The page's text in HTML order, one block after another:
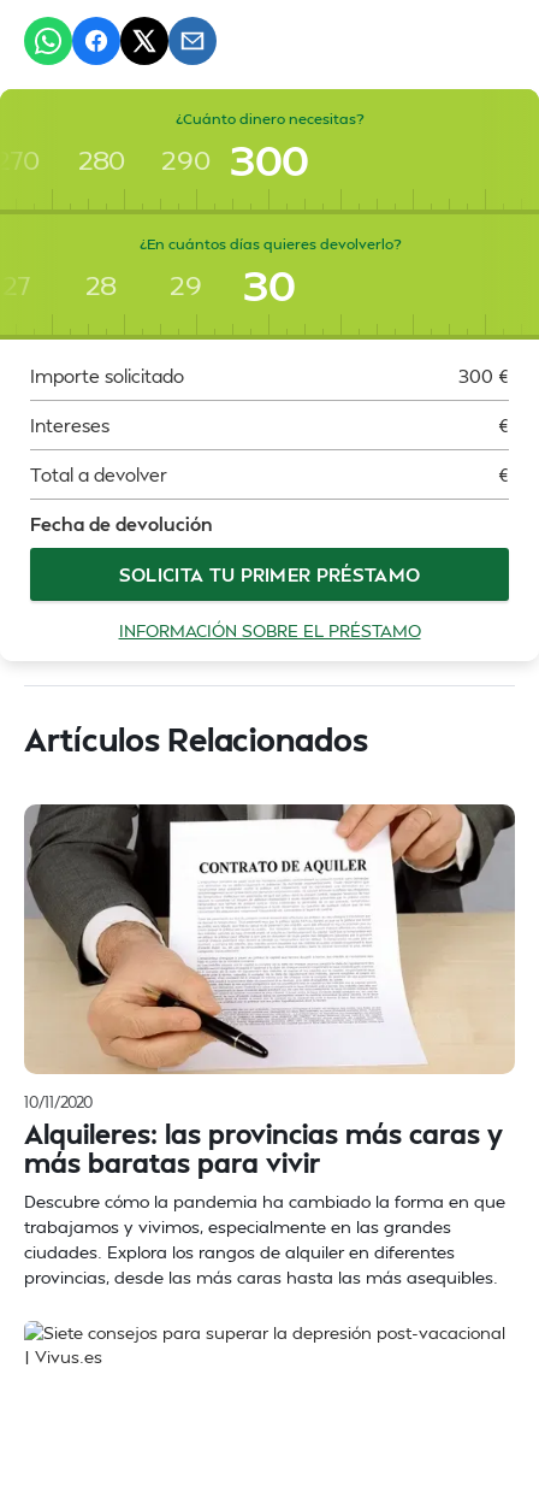
¿Cuánto dinero necesitas?
280 290 300
¿En cuántos días quieres devolverlo?
27 28 29 30
Importe solicitado 300 €
Intereses €
Total a devolver €
Fecha de devolución
SOLICITA TU PRIMER PRÉSTAMO
INFORMACIÓN SOBRE EL PRÉSTAMO
Artículos Relacionados
10/11/2020
Alquileres: las provincias más caras y
más baratas para vivir
Descubre cómo la pandemia ha cambiado la forma en que
trabajamos y vivimos, especialmente en las grandes
ciudades. Explora los rangos de alquiler en diferentes
provincias, desde las más caras hasta las más asequibles.